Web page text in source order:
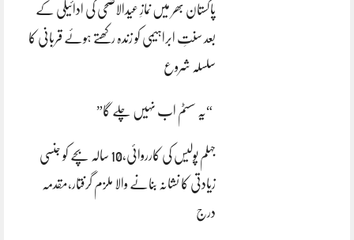
پاکستان بھر میں نمازِ عیدالاضحی کی ادائیگی کے
بعد سنتِ ابراہیمی کو زندہ رکھتے ہوئے قربانی کا
سلسلہ شروع
“یہ سسٹم اب نہیں چلے گا”
جہلم پولیس کی کارروائی،10 سالہ بچے کو جنسی
زیادتی کا نشانہ بنانے والا ملزم گرفتار،مقدمہ
درج